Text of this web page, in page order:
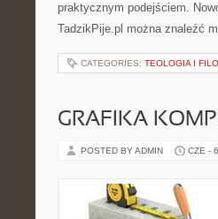
praktycznym podejściem.
TadzikPije.pl można znaleźć
CATEGORIES: TEOLOGIA I
GRAFIKA
POSTED BY ADMIN CZE -